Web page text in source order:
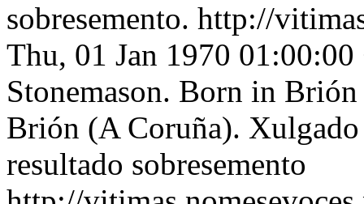
sobresemento. http://
Thu, 01 Jan 1970 01:00:00
Stonemason. Born in
Brión (A Coruña).
resultado sobresemento